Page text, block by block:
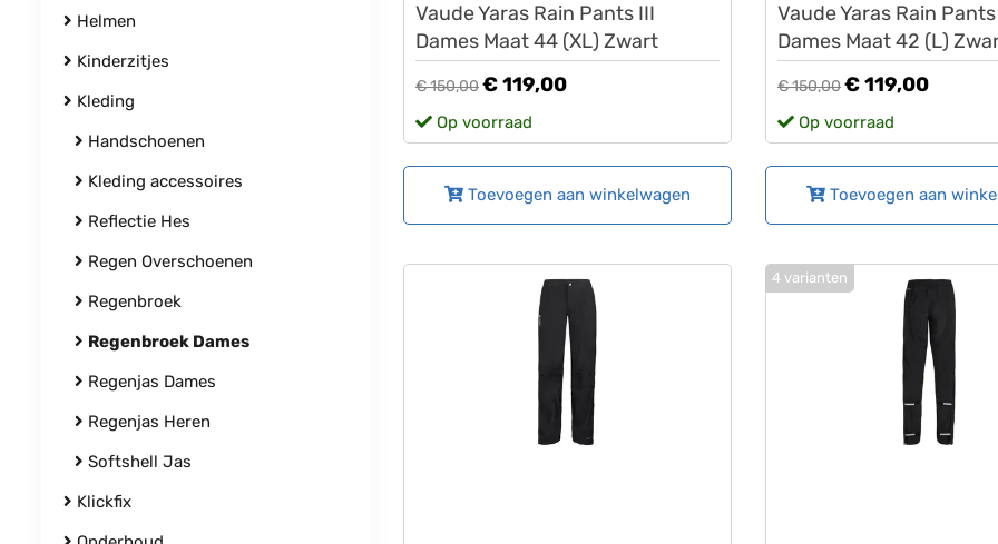
Helmen
Kinderzitjes
Kleding
Handschoenen
Kleding accessoires
Reflectie Hes
Regen Overschoenen
Regenbroek
Regenbroek Dames
Regenjas Dames
Regenjas Heren
Softshell Jas
Klickfix
Vaude Yaras Rain Pants III
Dames Maat 44 (XL) Zwart
€ 150,00€ 119,00
Op voorraad
Toevoegen aan winkelwagen
Vaude Yaras Rain
Dames Maat 42 (L)
€ 150,00€ 119,00
Op voorraad
Toevoegen aan
4 varianten